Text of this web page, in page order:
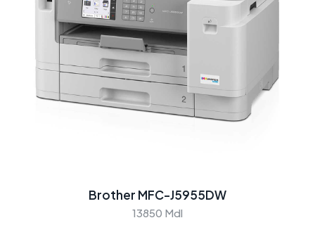
Brother MFC-J5955DW
13850 Mdl